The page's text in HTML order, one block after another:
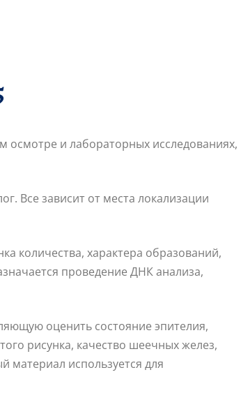
осмотре и лабораторных исследованиях,
Все зависит от места локализации
количества, характера образований,
проведение ДНК анализа,
оценить состояние эпителия,
рисунка, качество шеечных желез,
используется для